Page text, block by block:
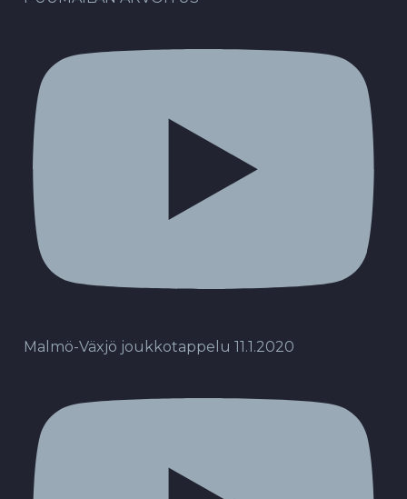
Malmö-Växjö joukkotappelu 11.1.2020